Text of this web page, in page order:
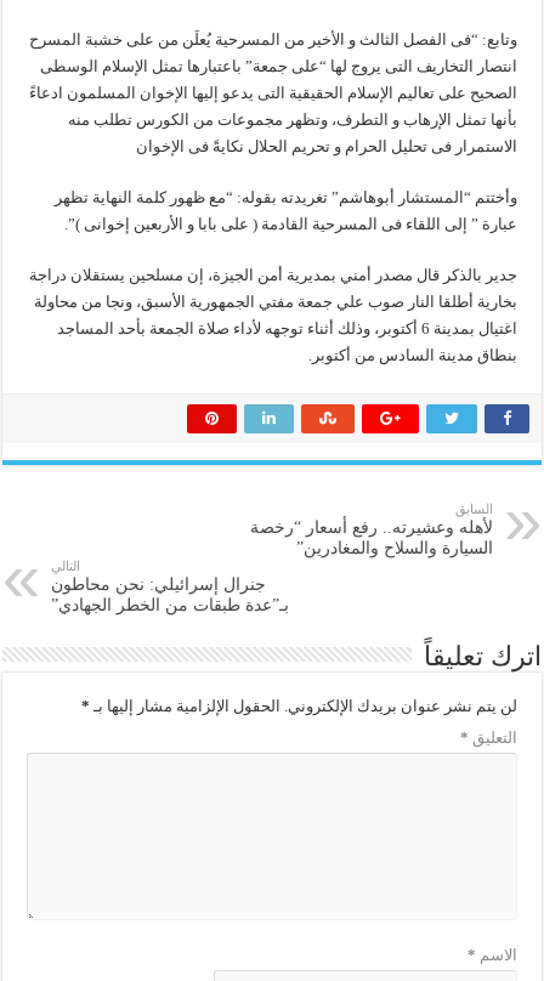
وتابع: “فى الفصل الثالث و الأخير من المسرحية يُعلَن من على خشبة المسرح
انتصار التخاريف التى يروج لها “على جمعة” باعتبارها تمثل الإسلام الوسطى
الصحيح على تعاليم الإسلام الحقيقية التى يدعو إليها الإخوان المسلمون ادعاءً
بأنها تمثل الإرهاب و التطرف، وتظهر مجموعات من الكورس تطلب منه
الاستمرار فى تحليل الحرام و تحريم الحلال نكايةً فى الإخوان
وأختتم “المستشار أبوهاشم” تغريدته بقوله: “مع ظهور كلمة النهاية تظهر
عبارة ” إلى اللقاء فى المسرحية القادمة ( على بابا و الأربعين إخوانى )”.
جدير بالذكر قال مصدر أمني بمديرية أمن الجيزة، إن مسلحين يستقلان دراجة
بخارية أطلقا النار صوب علي جمعة مفتي الجمهورية الأسبق، ونجا من محاولة
اغتيال بمدينة 6 أكتوبر، وذلك أثناء توجهه لأداء صلاة الجمعة بأحد المساجد
بنطاق مدينة السادس من أكتوبر.
السابق
لأهله وعشيرته.. رفع أسعار “رخصة
السيارة والسلاح والمغادرين”
التالي
جنرال إسرائيلي: نحن محاطون
بـ”عدة طبقات من الخطر الجهادي”
اترك تعليقاً
لن يتم نشر عنوان بريدك الإلكتروني. الحقول الإلزامية مشار إليها بـ *
التعليق *
الاسم *